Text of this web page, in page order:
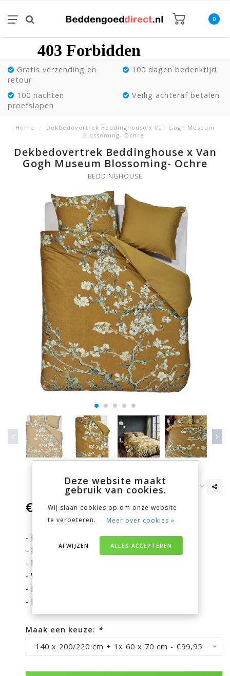
0
Gratis verzending en
retour
100 dagen bedenktijd
100 nachten
proefslapen
Veilig achteraf betalen
Home /
Dekbedovertrek Beddinghouse x Van Gogh Museum
Blossoming- Ochre
Dekbedovertrek Beddinghouse x Van
Gogh Museum Blossoming- Ochre
BEDDINGHOUSE
€99,95 Incl. btw
- Dessin: Bloemendessin
- Materiaal: 100% katoensatijn
- Instopstrook van 60 cm
- Wasbaar op 60°C, dus huisstofmijt dodend.
- Better Cotton Initiative (BCI)
- Inclusief bijpassende kussenslo(o)p(en)
Maak een keuze: *
140 x 200/220 cm + 1x 60 x 70 cm - €99,95
Deze website maakt
gebruik van cookies.
Wij slaan cookies op om onze website
te verbeteren.
Meer over cookies »
ALLES ACCEPTEREN
AFWIJZEN